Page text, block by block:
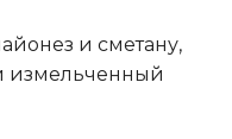
и сметану,
измельченный